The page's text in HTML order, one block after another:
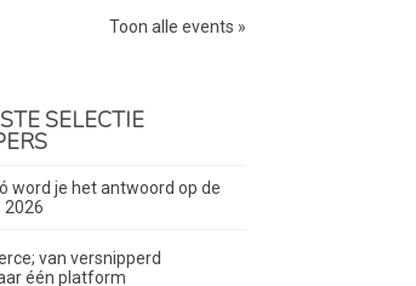
Toon alle events »
SELECTIE
word je het antwoord op de
2026
van versnipperd
één platform